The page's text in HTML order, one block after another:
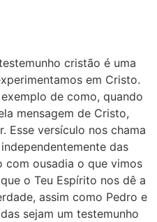
cristão é uma
em Cristo.
de como, quando
mensagem de Cristo,
Esse versículo nos chama
das
com ousadia o que vimos
o Teu Espírito nos dê a
assim como Pedro e
sejam um testemunho